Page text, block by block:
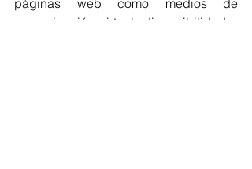
comunicación virtual, disponibilidad y